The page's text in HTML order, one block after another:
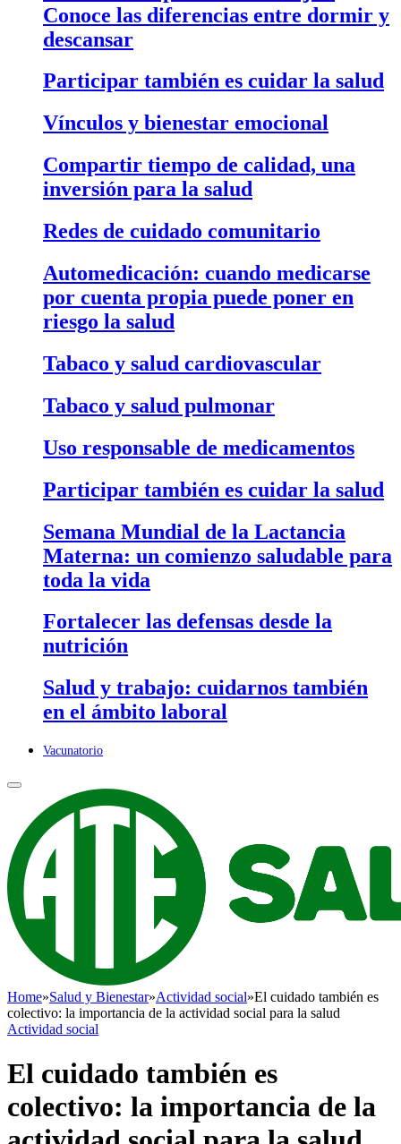
Conoce las diferencias entre dormir y
descansar
Participar también es cuidar la salud
Vínculos y bienestar emocional
Compartir tiempo de calidad, una
inversión para la salud
Redes de cuidado comunitario
Automedicación: cuando medicarse
por cuenta propia puede poner en
riesgo la salud
Tabaco y salud cardiovascular
Tabaco y salud pulmonar
Uso responsable de medicamentos
Participar también es cuidar la salud
Semana Mundial de la Lactancia
Materna: un comienzo saludable para
toda la vida
Fortalecer las defensas desde la
nutrición
Salud y trabajo: cuidarnos también
en el ámbito laboral
Vacunatorio
Home»Salud y Bienestar»Actividad social»El cuidado también es
colectivo: la importancia de la actividad social para la salud
Actividad social
El cuidado también es
colectivo: la importancia de la